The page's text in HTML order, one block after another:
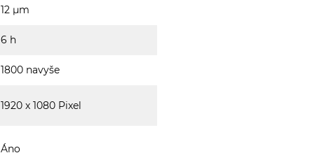
12 µm
6 h
1800 navyše
1920 x 1080 Pixel
Áno